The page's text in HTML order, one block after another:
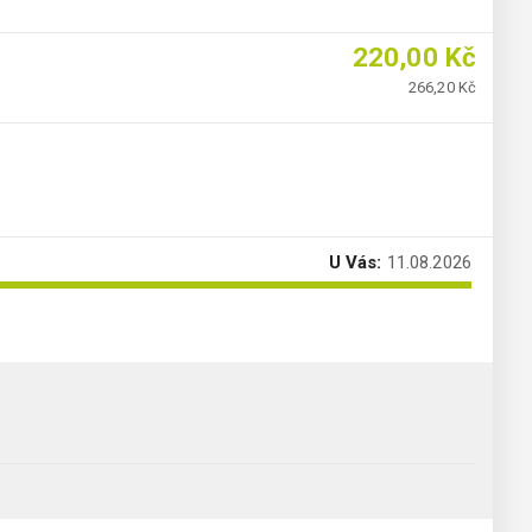
220,00 Kč
266,20 Kč
U Vás: 11.08.2026